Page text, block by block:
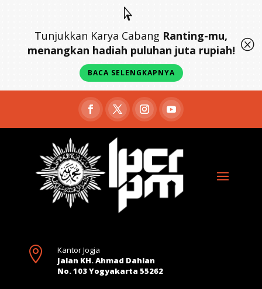

Tunjukkan Karya Cabang Ranting-mu,
menangkan hadiah puluhan juta rupiah!
BACA SELENGKAPNYA
Q

Kantor Jogja
Jalan KH. Ahmad Dahlan
No. 103 Yogyakarta 55262